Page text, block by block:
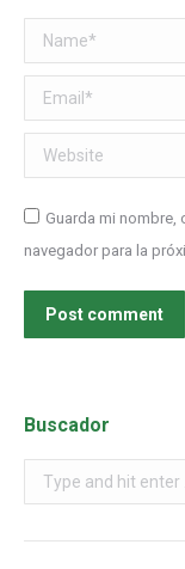
Name *
Email *
Website
Guarda mi
navegador para la
Post comment
Buscador